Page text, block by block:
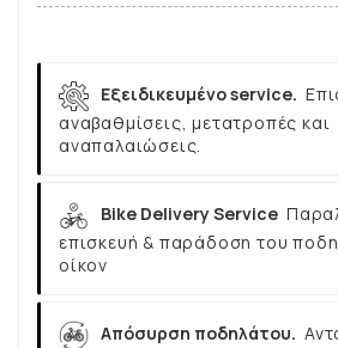
Εξειδικευμένο service.
αναβαθμίσεις, μετατροπές και
αναπαλαιώσεις.
Bike Delivery Service
επισκευή & παράδοση του
οίκον
Απόσυρση ποδηλάτου.